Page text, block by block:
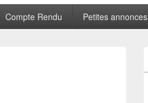
Compte Rendu Petites annonces